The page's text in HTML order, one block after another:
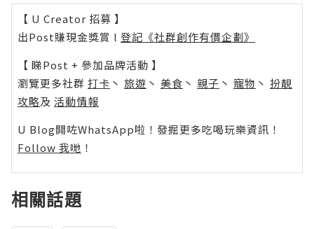
【 U Creator 招募 】
出Post賺現金獎賞 l 登記《社群創作有價企劃》
【 睇Post + 參加品牌活動 】
瀏覽更多社群 打卡 丶 旅遊 丶 美食 丶 親子 丶 寵物 丶 扮靚
攻略及 活動情報
U Blog開咗WhatsApp啦！發掘更多吃喝玩樂資訊！
Follow 我哋 ！
相關話題